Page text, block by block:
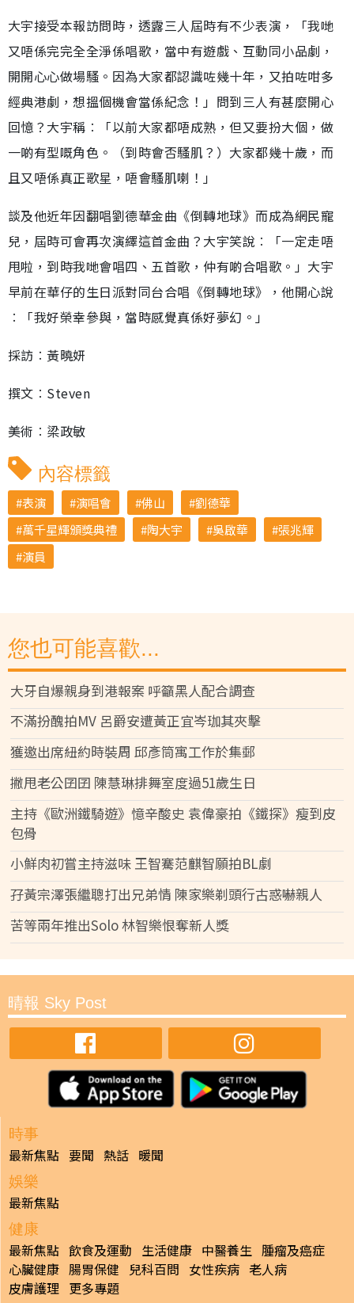
大宇接受本報訪問時，透露三人屆時有不少表演，「我哋
又唔係完完全全淨係唱歌，當中有遊戲、互動同小品劇，
開開心心做場騷。因為大家都認識咗幾十年，又拍咗咁多
經典港劇，想搵個機會當係紀念！」問到三人有甚麼開心
回憶？大宇稱︰「以前大家都唔成熟，但又要扮大個，做
一啲有型嘅角色。（到時會否騷肌？）大家都幾十歲，而
且又唔係真正歌星，唔會騷肌喇！」
談及他近年因翻唱劉德華金曲《倒轉地球》而成為網民寵
兒，屆時可會再次演繹這首金曲？大宇笑說︰「一定走唔
甩啦，到時我哋會唱四、五首歌，仲有啲合唱歌。」大宇
早前在華仔的生日派對同台合唱《倒轉地球》，他開心說
︰「我好榮幸參與，當時感覺真係好夢幻。」
採訪︰黃曉妍
撰文︰Steven
美術︰梁政敏
內容標籤
表演 演唱會 佛山
劉德華
萬千星輝頒獎典禮
陶大宇 吳啟華
張兆輝
演員
您也可能喜歡...
大牙自爆親身到港報案 呼籲黑人配合調查
不滿扮醜拍MV 呂爵安遭黃正宜岑珈其夾擊
獲邀出席紐約時裝周 邱彥筒寓工作於集郵
撇甩老公囝囝 陳慧琳排舞室度過51歲生日
主持《歐洲鐵騎遊》憶辛酸史 袁偉豪拍《鐵探》瘦到皮
包骨
小鮮肉初嘗主持滋味 王智騫范麒智願拍BL劇
孖黃宗澤張繼聰打出兄弟情 陳家樂剃頭行古惑嚇親人
苦等兩年推出Solo 林智樂恨奪新人獎
晴報 Sky Post
時事
最新焦點 要聞 熱話 暖聞
娛樂
最新焦點
健康
最新焦點 飲食及運動 生活健康 中醫養生 腫瘤及癌症
心臟健康 腸胃保健 兒科百問 女性疾病 老人病
皮膚護理 更多專題